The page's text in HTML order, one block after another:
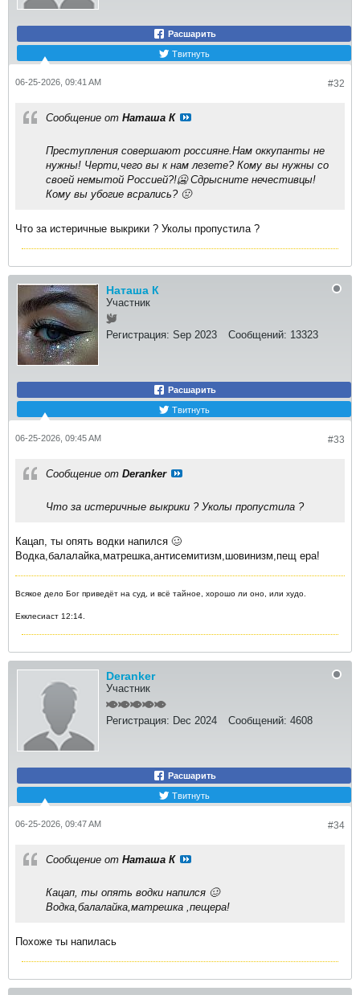
Расшарить
Твитнуть
#32
06-25-2026, 09:41 AM
Сообщение от Наташа К
Преступления совершают россияне.Нам оккупанты не
нужны! Черти,чего вы к нам лезете? Кому вы нужны со
своей немытой Россией?!🥶 Сдрысните нечестивцы!
Кому вы убогие всрались? 🤢
Что за истеричные выкрики ? Уколы пропустила ?
Наташа К
Участник
Регистрация: Sep 2023 Сообщений: 13323
Расшарить
Твитнуть
#33
06-25-2026, 09:45 AM
Сообщение от Deranker
Что за истеричные выкрики ? Уколы пропустила ?
Кацап, ты опять водки напился 🥴
Водка,балалайка,матрешка,антисемитизм,шовинизм,пещ ера!
Всякое дело Бог приведёт на суд, и всё тайное, хорошо ли оно, или худо.
Екклесиаст 12:14.
Deranker
Участник
Регистрация: Dec 2024 Сообщений: 4608
Расшарить
Твитнуть
#34
06-25-2026, 09:47 AM
Сообщение от Наташа К
Кацап, ты опять водки напился 🥴
Водка,балалайка,матрешка ,пещера!
Похоже ты напилась